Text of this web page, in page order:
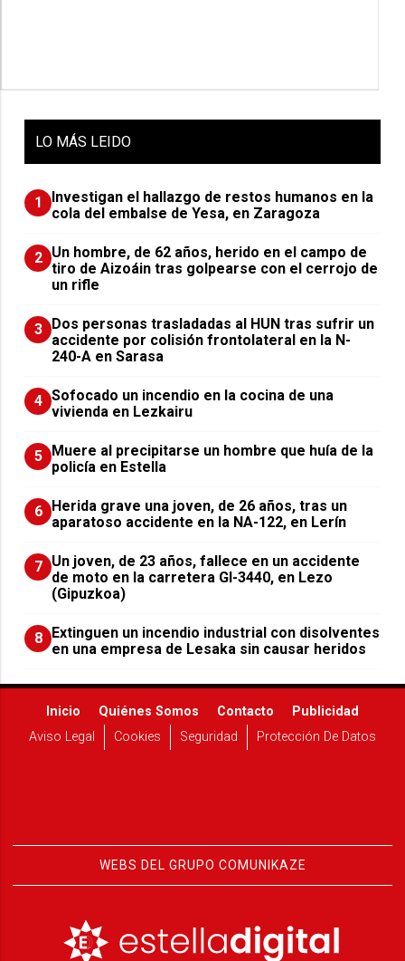
LO MÁS LEIDO
1
Investigan el hallazgo de restos humanos en la
cola del embalse de Yesa, en Zaragoza
2 Un hombre, de 62 años, herido en el campo de
tiro de Aizoáin tras golpearse con el cerrojo de
un rifle
3 ​Dos personas trasladadas al HUN tras sufrir un
accidente por colisión frontolateral en la N-
240-A en Sarasa
4 Sofocado un incendio en la cocina de una
vivienda en Lezkairu
5 Muere al precipitarse un hombre que huía de la
policía en Estella
6 Herida grave una joven, de 26 años, tras un
aparatoso accidente en la NA-122, en Lerín
7 Un joven, de 23 años, fallece en un accidente
de moto en la carretera GI-3440, en Lezo
(Gipuzkoa)
8 Extinguen un incendio industrial con disolventes
en una empresa de Lesaka sin causar heridos
Inicio Quiénes Somos Contacto
Publicidad
Aviso Legal
Cookies Seguridad Protección De Datos
WEBS DEL GRUPO COMUNIKAZE